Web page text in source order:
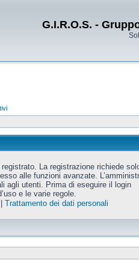
G.I.R.O.S. -
La registrazione richiede
alle funzioni avanzate.
agli utenti. Prima di eseguire il login
e le varie regole.
Trattamento dei dati personali